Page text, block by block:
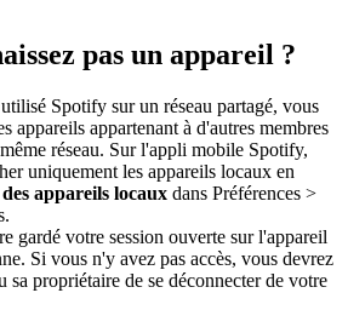
pas un appareil ?
Spotify sur un réseau partagé, vous
appareils appartenant à d'autres membres
réseau. Sur l'appli mobile Spotify,
uniquement les appareils locaux en
appareils locaux dans Préférences >
gardé votre session ouverte sur l'appareil
Si vous n'y avez pas accès, vous devrez
sa propriétaire de se déconnecter de votre